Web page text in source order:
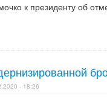
к президенту об
- 18:26